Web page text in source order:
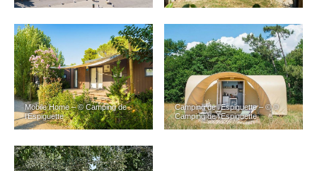
Mobile Home – © Camping de
l’Espiguette
Camping de l’Espiguette – © ©
Camping de l’Espiguette